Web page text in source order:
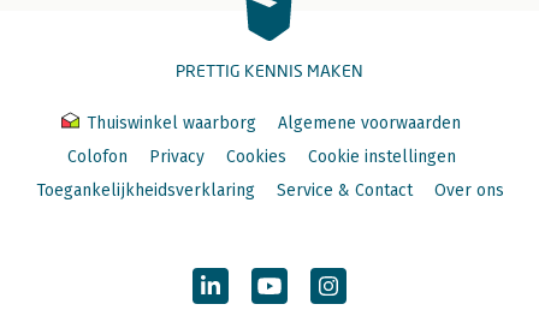
PRETTIG KENNIS MAKEN
Thuiswinkel waarborg
Algemene voorwaarden
Colofon
Privacy Cookies
Cookie instellingen
Toegankelijkheidsverklaring
Service & Contact Over ons